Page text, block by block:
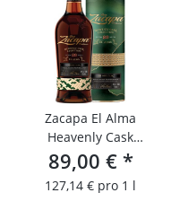
Zacapa El Alma
Heavenly Cask
Collection
89,00 € *
127,14 € pro 1 l